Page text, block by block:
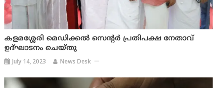
കളമശ്ശേരി മെഡിക്കല്‍ സെന്റര്‍ പ്രതിപക്ഷ നേതാവ്
ഉദ്ഘാടനം ചെയ്തു
July 14, 2023 News Desk